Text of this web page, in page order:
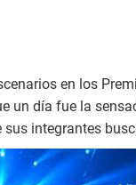
en los
un día fue la
integrantes